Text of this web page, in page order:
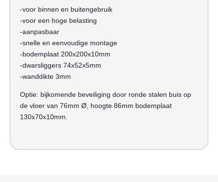
-voor binnen en buitengebruik
-voor een hoge belasting
-aanpasbaar
-snelle en eenvoudige montage
-bodemplaat 200x200x10mm
-dwarsliggers 74x52x5mm
-wanddikte 3mm
Optie: bijkomende beveiliging door ronde stalen buis op
de vloer van 76mm Ø, hoogte 86mm bodemplaat
130x70x10mm.